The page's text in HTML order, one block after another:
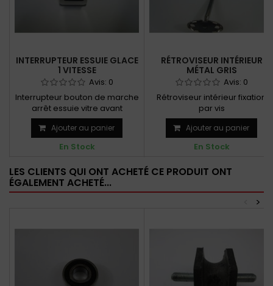
INTERRUPTEUR ESSUIE GLACE
1 VITESSE
Avis: 0
Interrupteur bouton de marche
arrêt essuie vitre avant
1 vitesse pour modèles...
Ajouter au panier
En Stock
RÉTROVISEUR INTÉRIEUR
MÉTAL GRIS
Avis: 0
Rétroviseur intérieur fixation
par vis
Ajouter au panier
En Stock
LES CLIENTS QUI ONT ACHETÉ CE PRODUIT ONT
ÉGALEMENT ACHETÉ...
>